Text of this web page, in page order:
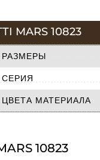
MARS 10823
РАЗМЕРЫ
СЕРИЯ
ЦВЕТА МАТЕРИАЛА
10823